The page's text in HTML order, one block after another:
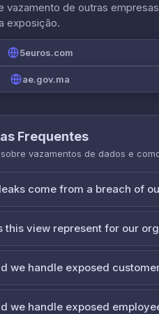
vazamento de outras
exposição.
5euros.com
ae.gov.ma
Frequentes
vazamentos de dados e
come from a breach of
this view represent for our
we handle exposed
we handle exposed